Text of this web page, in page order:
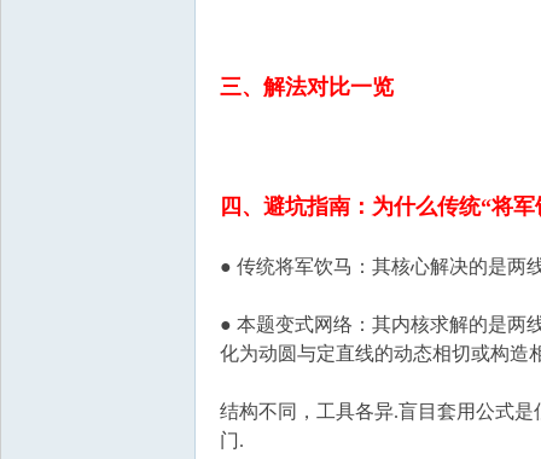
三、解法对比一览
四、避坑指南：为什么传统“将
● 传统将军饮马：其核心解决的是两
● 本题变式网络：其内核求解的是两
化为动圆与定直线的动态相切或构造
结构不同，工具各异.盲目套用公式
门.